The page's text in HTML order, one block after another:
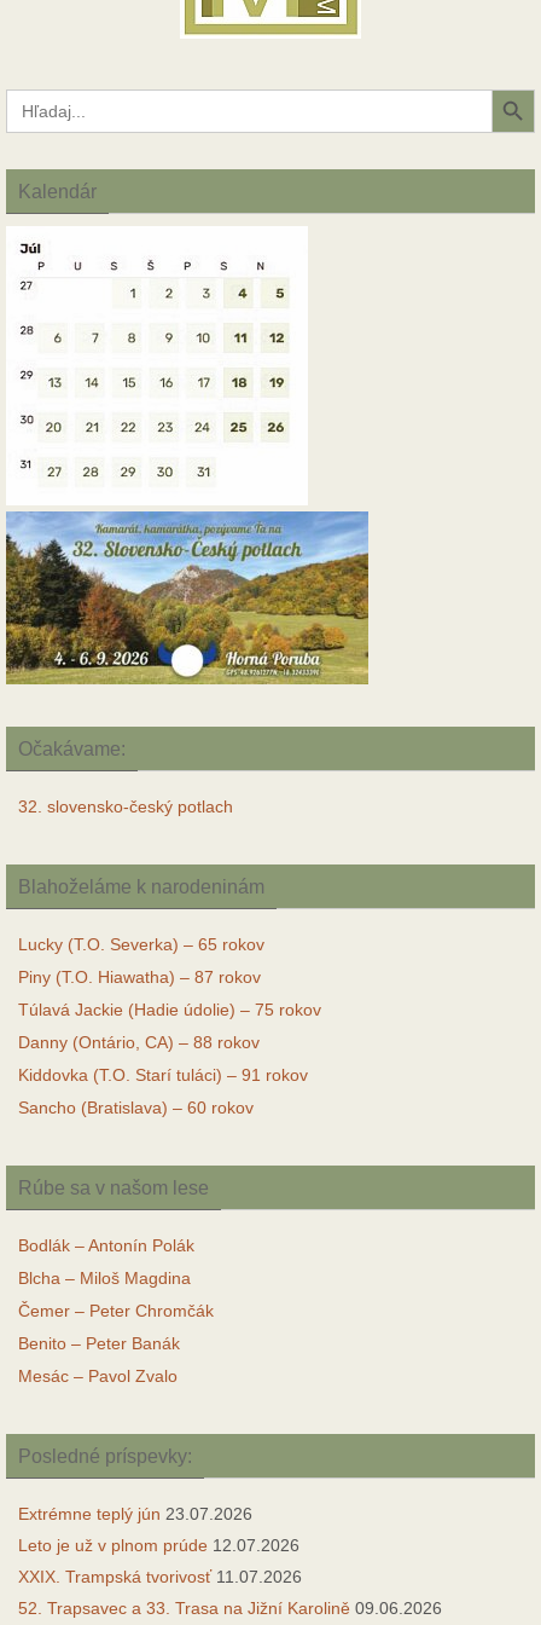
Search
for:
Search Button
Kalendár
Očakávame:
32. slovensko-český potlach
Blahoželáme k narodeninám
Lucky (T.O. Severka) – 65 rokov
Piny (T.O. Hiawatha) – 87 rokov
Túlavá Jackie (Hadie údolie) – 75 rokov
Danny (Ontário, CA) – 88 rokov
Kiddovka (T.O. Starí tuláci) – 91 rokov
Sancho (Bratislava) – 60 rokov
Rúbe sa v našom lese
Bodlák – Antonín Polák
Blcha – Miloš Magdina
Čemer – Peter Chromčák
Benito – Peter Banák
Mesác – Pavol Zvalo
Posledné príspevky:
Extrémne teplý jún 23.07.2026
Leto je už v plnom prúde 12.07.2026
XXIX. Trampská tvorivosť 11.07.2026
52. Trapsavec a 33. Trasa na Jižní Karolině 09.06.2026